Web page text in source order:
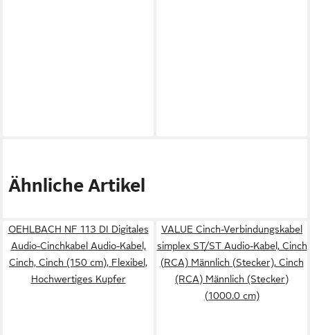
Ähnliche Artikel
OEHLBACH NF 113 DI Digitales
Audio-Cinchkabel Audio-Kabel,
Cinch, Cinch (150 cm), Flexibel,
Hochwertiges Kupfer
VALUE Cinch-Verbindungskabel
simplex ST/ST Audio-Kabel, Cinch
(RCA) Männlich (Stecker), Cinch
(RCA) Männlich (Stecker)
(1000.0 cm)